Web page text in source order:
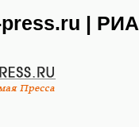
|